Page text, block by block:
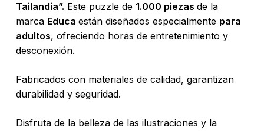
Tailandia”. Este puzzle de 1.000 piezas de la
marca Educa están diseñados especialmente para
adultos, ofreciendo horas de entretenimiento y
desconexión.
Fabricados con materiales de calidad, garantizan
durabilidad y seguridad.
Disfruta de la belleza de las ilustraciones y la